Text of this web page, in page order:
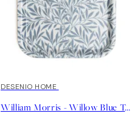
DESENIO HOME
William Morris - Willow Blue Tablett